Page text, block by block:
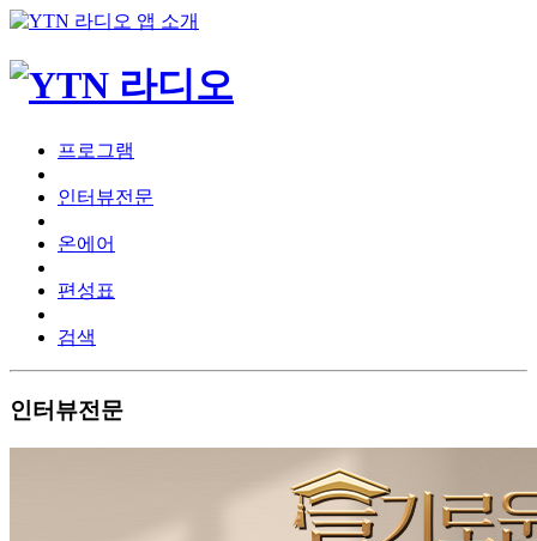
프로그램
인터뷰전문
온에어
편성표
검색
인터뷰전문